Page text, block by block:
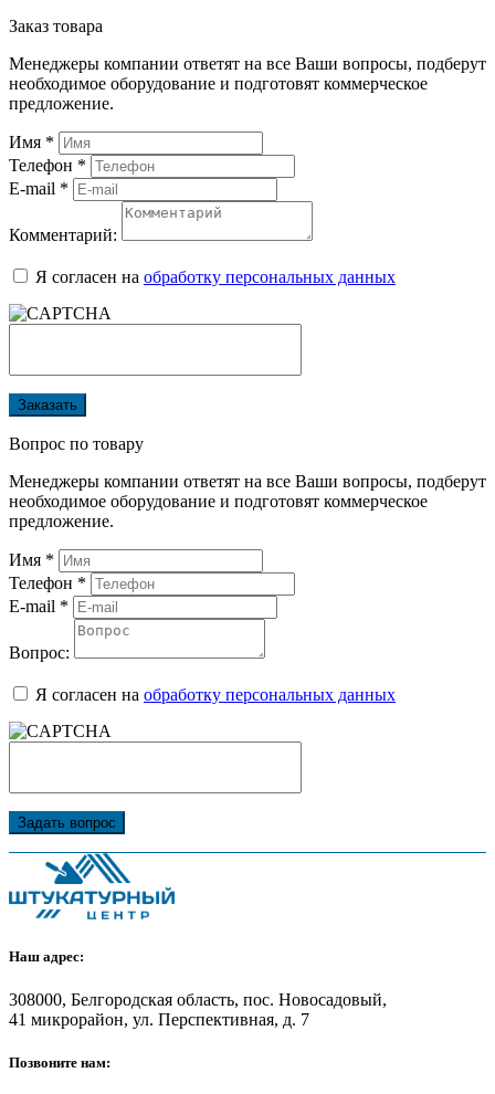
Заказ товара
Менеджеры компании ответят на все Ваши вопросы, подберут
необходимое оборудование и подготовят коммерческое
предложение.
Имя *
Телефон *
E-mail *
Комментарий:
Я согласен на обработку персональных данных
Заказать
Вопрос по товару
Менеджеры компании ответят на все Ваши вопросы, подберут
необходимое оборудование и подготовят коммерческое
предложение.
Имя *
Телефон *
E-mail *
Вопрос:
Я согласен на обработку персональных данных
Задать вопрос
Наш адрес:
308000, Белгородская область, пос. Новосадовый,
41 микрорайон, ул. Перспективная, д. 7
Позвоните нам: